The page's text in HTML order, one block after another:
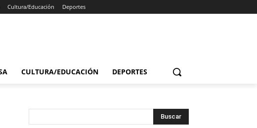
Cultura/Educación Deportes
CULTURA/EDUCACIÓN DEPORTES